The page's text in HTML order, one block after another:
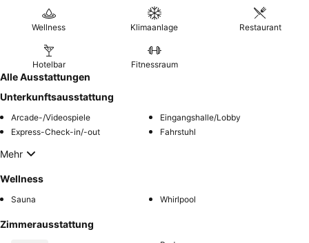
Wellness Klimaanlage Restaurant
Hotelbar Fitnessraum
Alle Ausstattungen
Unterkunftsausstattung
Arcade-/Videospiele
Eingangshalle/Lobby
Express-Check-in/-out
Fahrstuhl
Mehr
Wellness
Sauna Whirlpool
Zimmerausstattung